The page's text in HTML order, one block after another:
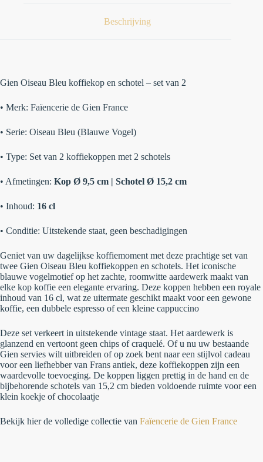
Beschrijving
Gien Oiseau Bleu koffiekop en schotel – set van 2
• Merk: Faïencerie de Gien France
• Serie: Oiseau Bleu (Blauwe Vogel)
• Type: Set van 2 koffiekoppen met 2 schotels
• Afmetingen: Kop Ø 9,5 cm | Schotel Ø 15,2 cm
• Inhoud: 16 cl
• Conditie: Uitstekende staat, geen beschadigingen
Geniet van uw dagelijkse koffiemoment met deze prachtige set van
twee Gien Oiseau Bleu koffiekoppen en schotels. Het iconische
blauwe vogelmotief op het zachte, roomwitte aardewerk maakt van
elke kop koffie een elegante ervaring. Deze koppen hebben een royale
inhoud van 16 cl, wat ze uitermate geschikt maakt voor een gewone
koffie, een dubbele espresso of een kleine cappuccino
Deze set verkeert in uitstekende vintage staat. Het aardewerk is
glanzend en vertoont geen chips of craquelé. Of u nu uw bestaande
Gien servies wilt uitbreiden of op zoek bent naar een stijlvol cadeau
voor een liefhebber van Frans antiek, deze koffiekoppen zijn een
waardevolle toevoeging. De koppen liggen prettig in de hand en de
bijbehorende schotels van 15,2 cm bieden voldoende ruimte voor een
klein koekje of chocolaatje
Bekijk hier de volledige collectie van Faïencerie de Gien France